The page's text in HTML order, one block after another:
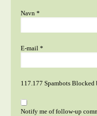
Navn*
E-mail*
117.177 Spambots Blocked
Notify me of follow-up